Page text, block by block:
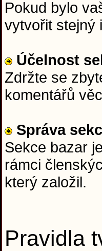
Pokud bylo
vytvořit stejný
Účelnost
Zdržte se
komentářů
Správa
Sekce bazar
rámci
který založil.
Pravidla